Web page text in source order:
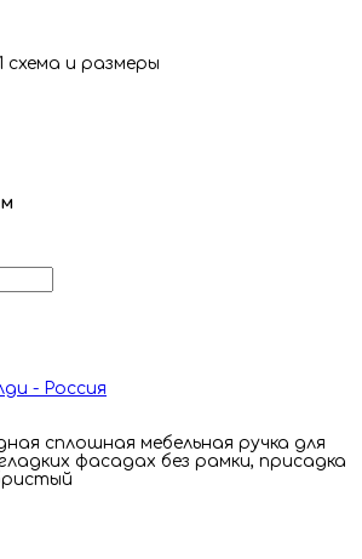
- Россия
сплошная мебельная ручка для
фасадах без рамки, присадка